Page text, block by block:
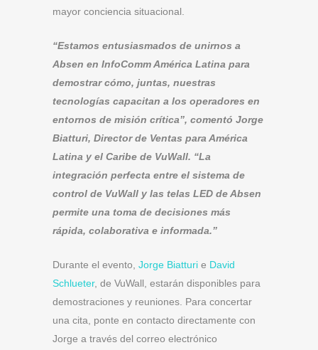
mayor conciencia situacional.
“Estamos entusiasmados de unirnos a
Absen en InfoComm América Latina para
demostrar cómo, juntas, nuestras
tecnologías capacitan a los operadores en
entornos de misión crítica”, comentó Jorge
Biatturi, Director de Ventas para América
Latina y el Caribe de VuWall. “La
integración perfecta entre el sistema de
control de VuWall y las telas LED de Absen
permite una toma de decisiones más
rápida, colaborativa e informada.”
Durante el evento, Jorge Biatturi e David
Schlueter, de VuWall, estarán disponibles para
demostraciones y reuniones. Para concertar
una cita, ponte en contacto directamente con
Jorge a través del correo electrónico